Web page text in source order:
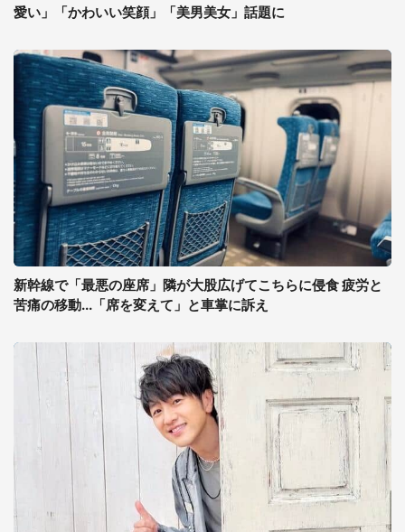
愛い」「かわいい笑顔」「美男美女」話題に
新幹線で「最悪の座席」隣が大股広げてこちらに侵食 疲労と
苦痛の移動...「席を変えて」と車掌に訴え